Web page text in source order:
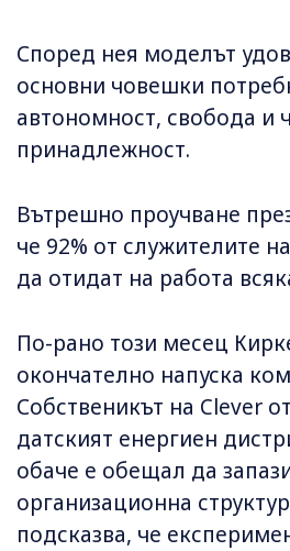
Според нея моделът
основни човешки
автономност, свобода и
принадлежност.
Вътрешно проучване
че 92% от служителите
да отидат на работа
По-рано този месец
окончателно напуска
Собственикът на Clever
датският енергиен
обаче е обещал да
организационна
подсказва, че